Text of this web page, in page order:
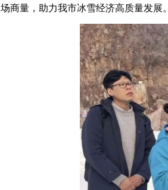
场商量，助力我市冰雪经济高质量发展。